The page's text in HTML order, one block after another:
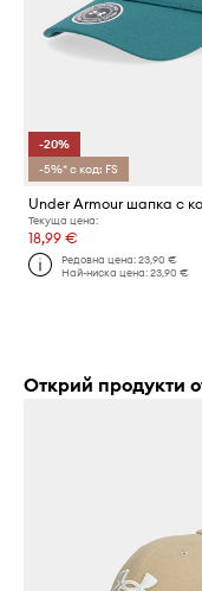
-20%
-5%* с код: FS
Текуща цена:
18,99 €
Редовна цена:23,90 €
Най-ниска цена:23,90 €
Открий продукти